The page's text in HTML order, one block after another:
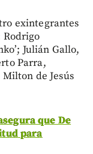
exintegrantes
Rodrigo
Julián Gallo,
Parra,
Milton de Jesús
que De
para